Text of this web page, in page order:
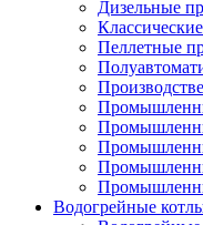
Дизельные
Пеллетные
Водогрейные